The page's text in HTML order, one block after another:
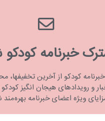
خبرنامه
کودکو از آخرین تخفیفها،
و رویدادهای هیجان انگیز
ویژه اعضای خبرنامه